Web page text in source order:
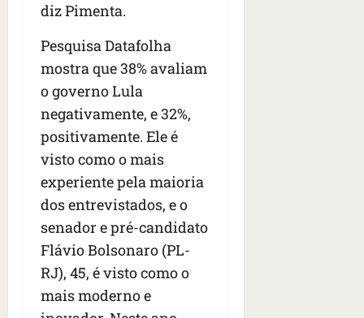
diz Pimenta.
Pesquisa Datafolha
mostra que 38% avaliam
o governo Lula
negativamente, e 32%,
positivamente. Ele é
visto como o mais
experiente pela maioria
dos entrevistados, e o
senador e pré-candidato
Flávio Bolsonaro (PL-
RJ), 45, é visto como o
mais moderno e